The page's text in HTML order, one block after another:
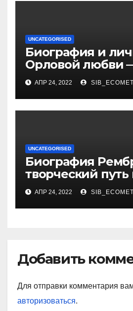
UNCATEGORISED
Биография и
Орловой любви
достижения,
радости
АПР 24, 2022
UNCATEGORISED
Биография
творческий путь
художника
АПР 24, 2022
Добавить
Для отправки комментария
авторизоваться.